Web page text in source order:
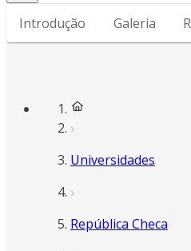
Introdução Galeria
Universidades
República Checa